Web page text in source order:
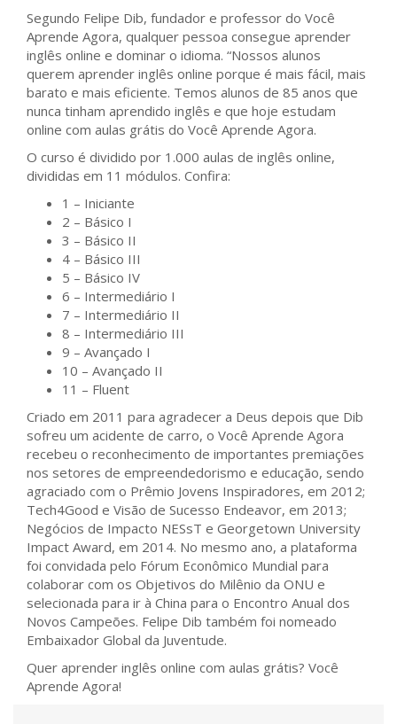
Segundo Felipe Dib, fundador e professor do Você
Aprende Agora, qualquer pessoa consegue aprender
inglês online e dominar o idioma. “Nossos alunos
querem aprender inglês online porque é mais fácil, mais
barato e mais eficiente. Temos alunos de 85 anos que
nunca tinham aprendido inglês e que hoje estudam
online com aulas grátis do Você Aprende Agora.
O curso é dividido por 1.000 aulas de inglês online,
divididas em 11 módulos. Confira:
1 – Iniciante
2 – Básico I
3 – Básico II
4 – Básico III
5 – Básico IV
6 – Intermediário I
7 – Intermediário II
8 – Intermediário III
9 – Avançado I
10 – Avançado II
11 – Fluent
Criado em 2011 para agradecer a Deus depois que Dib
sofreu um acidente de carro, o Você Aprende Agora
recebeu o reconhecimento de importantes premiações
nos setores de empreendedorismo e educação, sendo
agraciado com o Prêmio Jovens Inspiradores, em 2012;
Tech4Good e Visão de Sucesso Endeavor, em 2013;
Negócios de Impacto NESsT e Georgetown University
Impact Award, em 2014. No mesmo ano, a plataforma
foi convidada pelo Fórum Econômico Mundial para
colaborar com os Objetivos do Milênio da ONU e
selecionada para ir à China para o Encontro Anual dos
Novos Campeões. Felipe Dib também foi nomeado
Embaixador Global da Juventude.
Quer aprender inglês online com aulas grátis? Você
Aprende Agora!